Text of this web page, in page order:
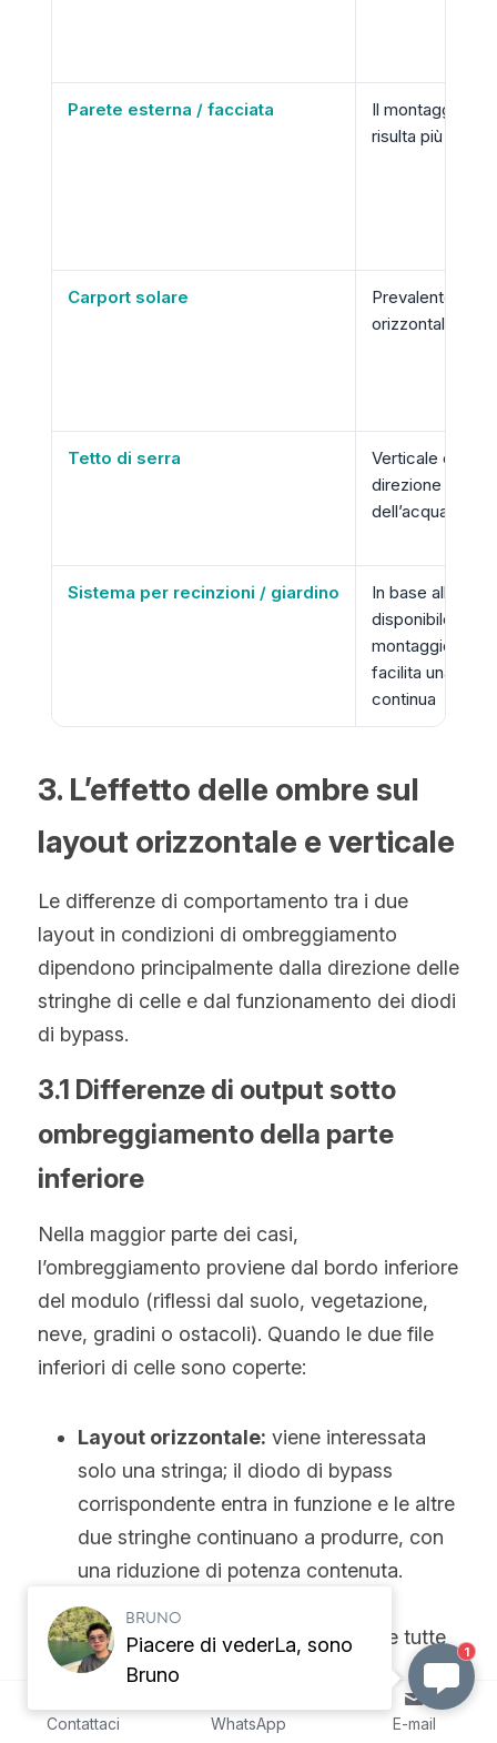
3. L’effetto delle ombre sul
layout orizzontale e verticale
Le differenze di comportamento tra i due
layout in condizioni di ombreggiamento
dipendono principalmente dalla direzione delle
stringhe di celle e dal funzionamento dei diodi
di bypass.
3.1 Differenze di output sotto
ombreggiamento della parte
inferiore
Nella maggior parte dei casi,
l’ombreggiamento proviene dal bordo inferiore
del modulo (riflessi dal suolo, vegetazione,
neve, gradini o ostacoli). Quando le due file
inferiori di celle sono coperte:
Layout orizzontale: viene interessata
solo una stringa; il diodo di bypass
corrispondente entra in funzione e le altre
due stringhe continuano a produrre, con
una riduzione di potenza contenuta.
Layout verticale:
interrompere contemporaneamente tutte
e tre le stringhe, causando un calo
modulo.
BRUNO
Piacere di vederLa, sono
Bruno
1
Contattaci WhatsApp E-mail